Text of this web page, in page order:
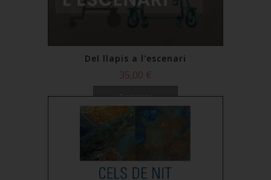
Del llapis a l'escenari
35,00 €
Comprar